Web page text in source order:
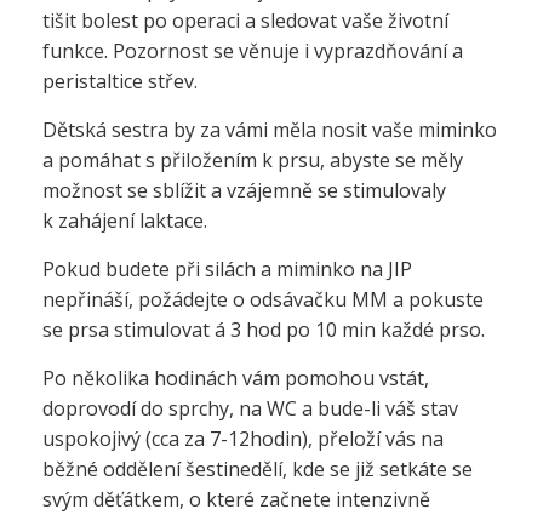
tišit bolest po operaci a sledovat vaše životní
funkce. Pozornost se věnuje i vyprazdňování a
peristaltice střev.
Dětská sestra by za vámi měla nosit vaše miminko
a pomáhat s přiložením k prsu, abyste se měly
možnost se sblížit a vzájemně se stimulovaly
k zahájení laktace.
Pokud budete při silách a miminko na JIP
nepřináší, požádejte o odsávačku MM a pokuste
se prsa stimulovat á 3 hod po 10 min každé prso.
Po několika hodinách vám pomohou vstát,
doprovodí do sprchy, na WC a bude-li váš stav
uspokojivý (cca za 7-12hodin), přeloží vás na
běžné oddělení šestinedělí, kde se již setkáte se
svým děťátkem, o které začnete intenzivně